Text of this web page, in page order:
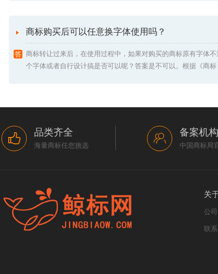
商标购买后可以任意换字体使用吗？
商标转让过来后，在使用过程中，如果对购买的商标原有字体
个字体或者自行设计搞是否可以呢？答案是不可以。根据《商
品类齐全
海量商标任您挑选
备案机构
中国商标局
关
公
联